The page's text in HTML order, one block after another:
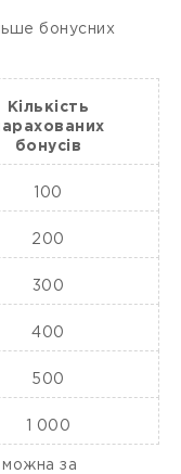
бонусних
Кількість
бонусів
100
200
300
400
500
1 000
можна за